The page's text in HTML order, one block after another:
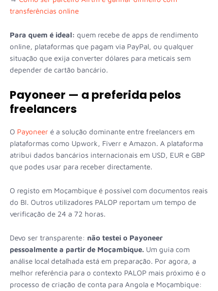
transferências online
Para quem é ideal: quem recebe de apps de rendimento
online, plataformas que pagam via PayPal, ou qualquer
situação que exija converter dólares para meticais sem
depender de cartão bancário.
Payoneer — a preferida pelos
freelancers
O Payoneer é a solução dominante entre freelancers em
plataformas como Upwork, Fiverr e Amazon. A plataforma
atribui dados bancários internacionais em USD, EUR e GBP
que podes usar para receber directamente.
O registo em Moçambique é possível com documentos reais
do BI. Outros utilizadores PALOP reportam um tempo de
verificação de 24 a 72 horas.
Devo ser transparente: não testei o Payoneer
pessoalmente a partir de Moçambique. Um guia com
análise local detalhada está em preparação. Por agora, a
melhor referência para o contexto PALOP mais próximo é o
processo de criação de conta para Angola e Moçambique: